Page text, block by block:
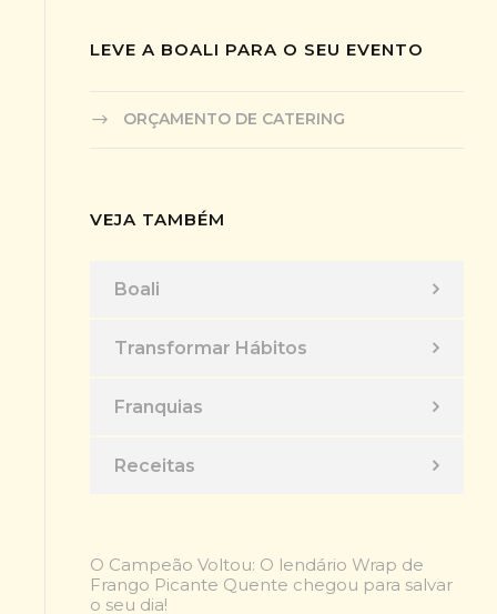
LEVE A BOALI PARA O SEU EVENTO
ORÇAMENTO DE CATERING
VEJA TAMBÉM
Boali
Transformar Hábitos
Franquias
Receitas
O Campeão Voltou: O lendário Wrap de
Frango Picante Quente chegou para salvar
o seu dia!